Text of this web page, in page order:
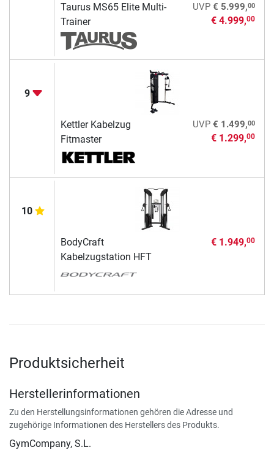
Taurus MS65 Elite Multi-
Trainer
UVP € 5.999,00
€ 4.999,00
9
Kettler Kabelzug
Fitmaster
UVP € 1.499,00
€ 1.299,00
10
BodyCraft
Kabelzugstation HFT
€ 1.949,00
Produktsicherheit
Herstellerinformationen
Zu den Herstellungsinformationen gehören die Adresse und
zugehörige Informationen des Herstellers des Produkts.
GymCompany, S.L.